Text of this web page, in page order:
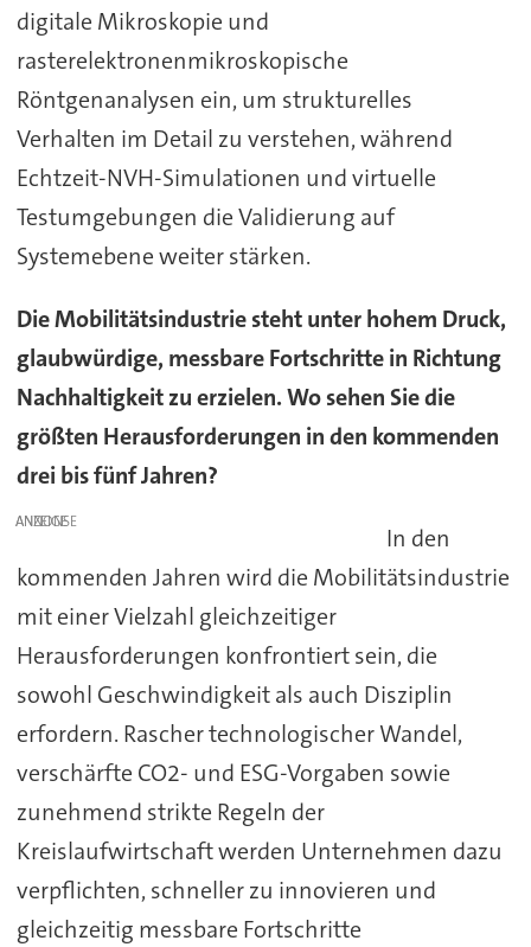
digitale Mikroskopie und
rasterelektronenmikroskopische
Röntgenanalysen ein, um strukturelles
Verhalten im Detail zu verstehen, während
Echtzeit-NVH-Simulationen und virtuelle
Testumgebungen die Validierung auf
Systemebene weiter stärken.
Die Mobilitätsindustrie steht unter hohem Druck,
glaubwürdige, messbare Fortschritte in Richtung
Nachhaltigkeit zu erzielen. Wo sehen Sie die
größten Herausforderungen in den kommenden
drei bis fünf Jahren?
ANZEIGE
In den
kommenden Jahren wird die Mobilitätsindustrie
mit einer Vielzahl gleichzeitiger
Herausforderungen konfrontiert sein, die
sowohl Geschwindigkeit als auch Disziplin
erfordern. Rascher technologischer Wandel,
verschärfte CO2- und ESG-Vorgaben sowie
zunehmend strikte Regeln der
Kreislaufwirtschaft werden Unternehmen dazu
verpflichten, schneller zu innovieren und
gleichzeitig messbare Fortschritte